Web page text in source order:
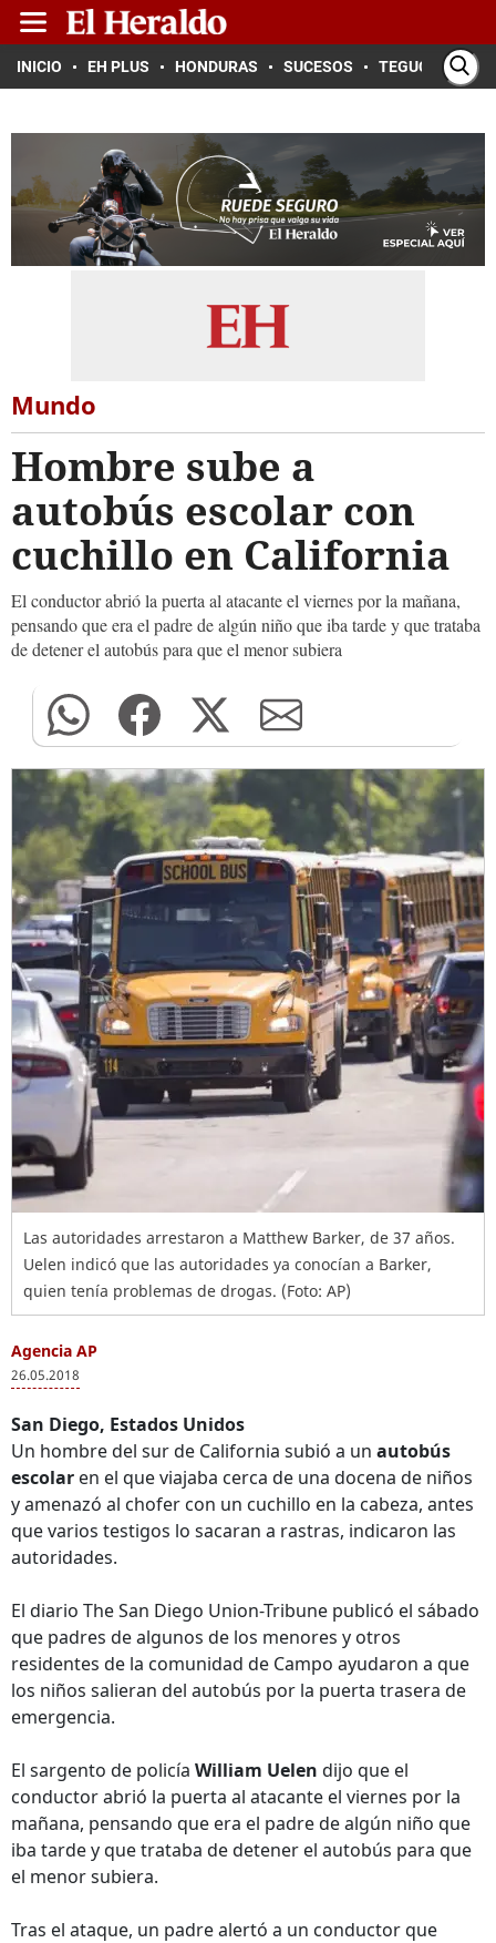
INICIO EH PLUS HONDURAS SUCESOS TEGUCIGALPA
Mundo
Hombre sube a
autobús escolar con
cuchillo en California
El conductor abrió la puerta al atacante el viernes por la mañana,
pensando que era el padre de algún niño que iba tarde y que trataba
de detener el autobús para que el menor subiera
Las autoridades arrestaron a Matthew Barker, de 37 años.
Uelen indicó que las autoridades ya conocían a Barker,
quien tenía problemas de drogas. (Foto: AP)
Agencia AP
26.05.2018
San Diego, Estados Unidos
Un hombre del sur de California subió a un autobús
escolar en el que viajaba cerca de una docena de niños
y amenazó al chofer con un cuchillo en la cabeza, antes
que varios testigos lo sacaran a rastras, indicaron las
autoridades.
El diario The San Diego Union-Tribune publicó el sábado
que padres de algunos de los menores y otros
residentes de la comunidad de Campo ayudaron a que
los niños salieran del autobús por la puerta trasera de
emergencia.
El sargento de policía William Uelen dijo que el
conductor abrió la puerta al atacante el viernes por la
mañana, pensando que era el padre de algún niño que
iba tarde y que trataba de detener el autobús para que
el menor subiera.
Tras el ataque, un padre alertó a un conductor que